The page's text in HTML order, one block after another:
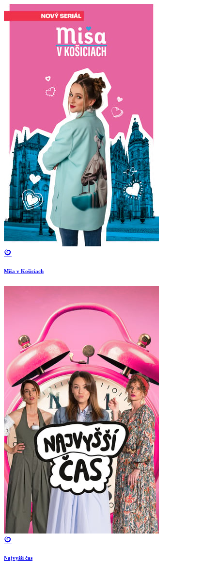
Miša v Košiciach
Najvyšší čas